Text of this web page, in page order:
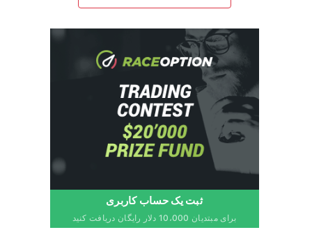
ثبت یک حساب کاربری
برای مبتدیان 10،000 دلار رایگان دریافت کنید